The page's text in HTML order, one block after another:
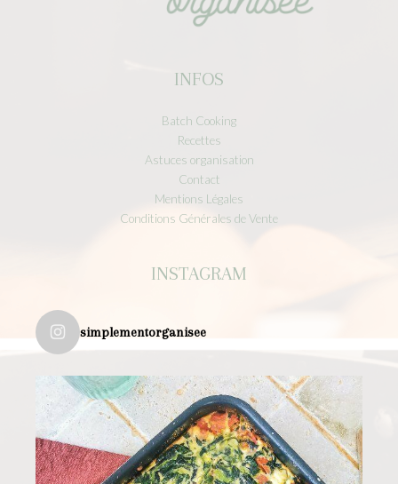
INFOS
Batch Cooking
Recettes
Astuces organisation
Contact
Mentions Légales
Conditions Générales de Vente
INSTAGRAM
simplementorganisee